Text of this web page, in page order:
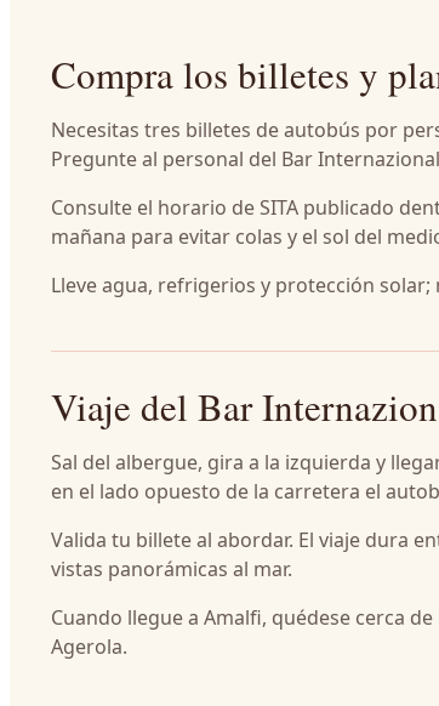
Compra los billetes y
Necesitas tres billetes de autobús por
Pregunte al personal del Bar
Consulte el horario de SITA publicado
mañana para evitar colas y el sol del
Lleve agua, refrigerios y protección
Viaje del Bar
Sal del albergue, gira a la izquierda y
en el lado opuesto de la carretera el
Valida tu billete al abordar. El viaje dura
vistas panorámicas al mar.
Cuando llegue a Amalfi, quédese cerca
Agerola.